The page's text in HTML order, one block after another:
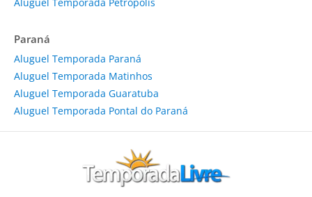
Aluguel Temporada Petrópolis
Paraná
Aluguel Temporada Paraná
Aluguel Temporada Matinhos
Aluguel Temporada Guaratuba
Aluguel Temporada Pontal do Paraná